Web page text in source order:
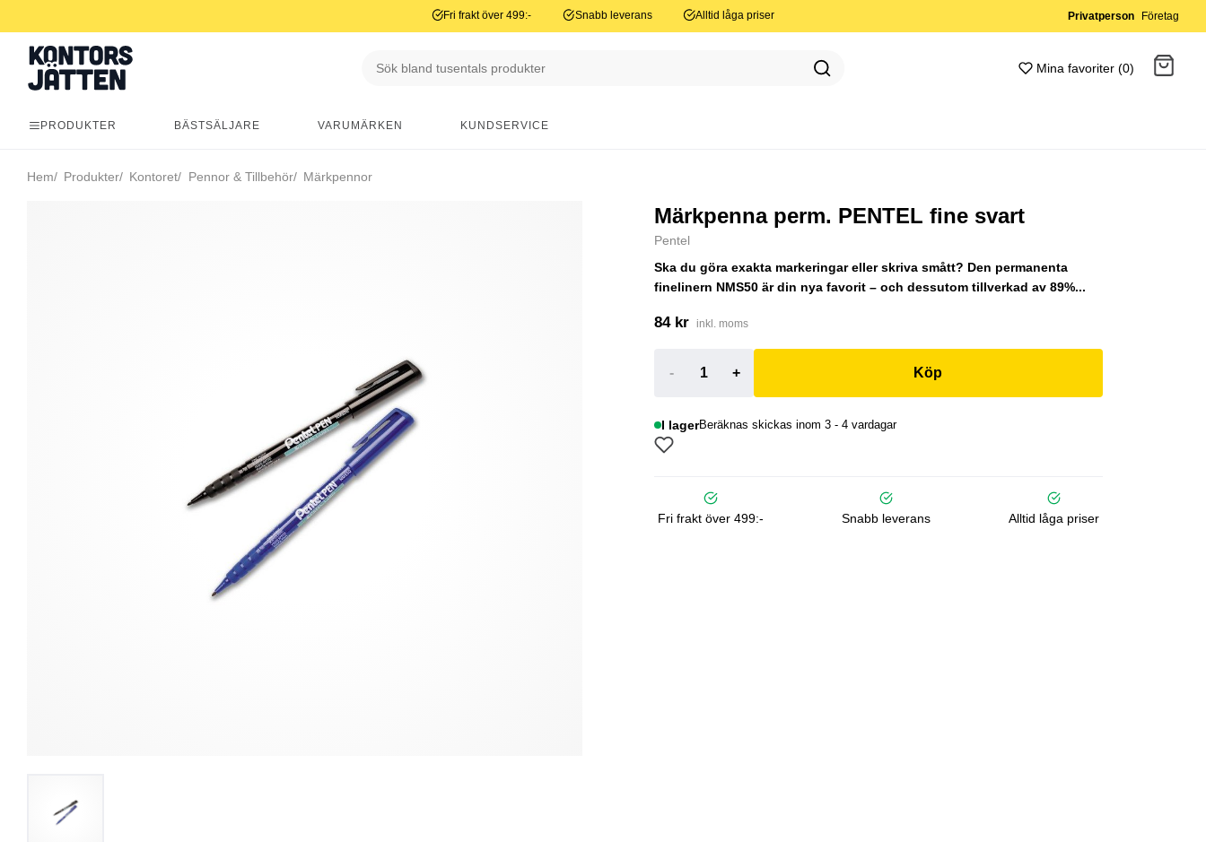
Fri frakt över 499:- Snabb leverans Alltid låga priser Privatperson Företag
Mina favoriter (0)
PRODUKTER BÄSTSÄLJARE VARUMÄRKEN KUNDSERVICE
Hem Produkter Kontoret Pennor & Tillbehör Märkpennor
Märkpenna perm. PENTEL fine svart
Pentel
Ska du göra exakta markeringar eller skriva smått? Den permanenta
finelinern NMS50 är din nya favorit – och dessutom tillverkad av 89%...
84 kr inkl. moms
- + Köp
I lagerBeräknas skickas inom 3 - 4 vardagar
Fri frakt över 499:- Snabb leverans Alltid låga priser